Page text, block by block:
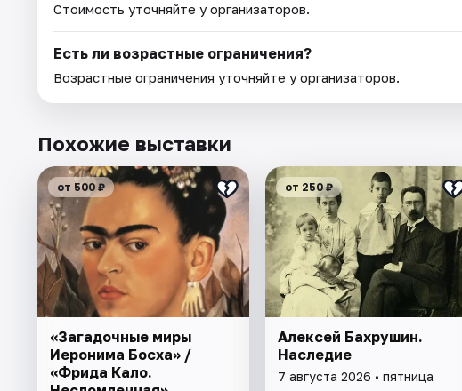
Стоимость уточняйте у организаторов.
Есть ли возрастные ограничения?
Возрастные ограничения уточняйте у организаторов.
Похожие выставки
от 500 ₽
«Загадочные миры
Иеронима Босха» /
«Фрида Кало.
от 250 ₽
Алексей Бахрушин.
Наследие
7 августа 2026 • пятница